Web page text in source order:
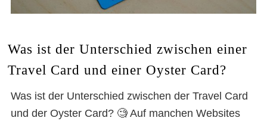
Was ist der Unterschied zwischen einer
Travel Card und einer Oyster Card?
Was ist der Unterschied zwischen der Travel Card
und der Oyster Card? 🧐 Auf manchen Websites